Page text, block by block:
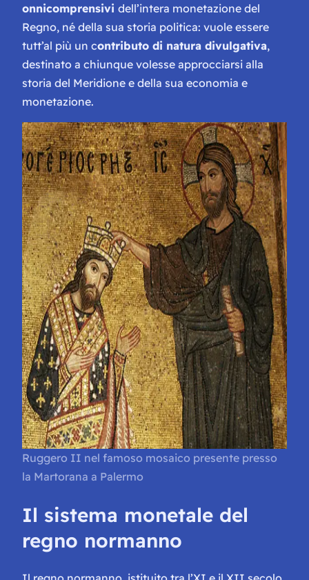
onnicomprensivi dell’intera monetazione del
Regno, né della sua storia politica: vuole essere
tutt’al più un contributo di natura divulgativa,
destinato a chiunque volesse approcciarsi alla
storia del Meridione e della sua economia e
monetazione.
Ruggero II nel famoso mosaico presente presso
la Martorana a Palermo
Il sistema monetale del
regno normanno